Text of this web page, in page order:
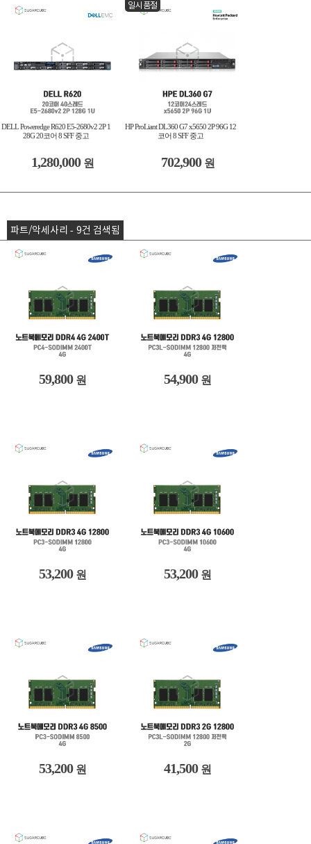
DELL Poweredge R620 E5-2680v2 2P 1
28G 20코어 8 SFF 중고
1,280,000 원
일시품절
HP ProLiant DL360 G7 x5650 2P 96G 12
코어 8 SFF 중고
702,900 원
파트/악세사리 - 9건 검색됨
59,800 원 54,900 원
53,200 원 53,200 원
53,200 원 41,500 원